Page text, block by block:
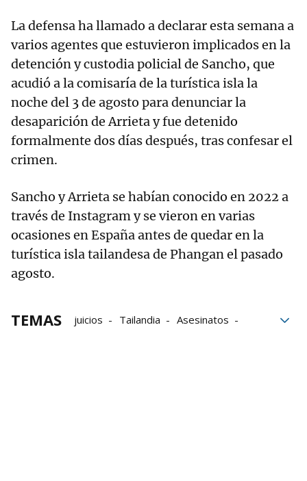
La defensa ha llamado a declarar esta semana a
varios agentes que estuvieron implicados en la
detención y custodia policial de Sancho, que
acudió a la comisaría de la turística isla la
noche del 3 de agosto para denunciar la
desaparición de Arrieta y fue detenido
formalmente dos días después, tras confesar el
crimen.
Sancho y Arrieta se habían conocido en 2022 a
través de Instagram y se vieron en varias
ocasiones en España antes de quedar en la
turística isla tailandesa de Phangan el pasado
agosto.
TEMAS juicios Tailandia
Asesinatos